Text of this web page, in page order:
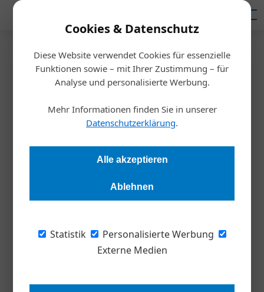
Cookies & Datenschutz
Diese Website verwendet Cookies für essenzielle
Funktionen sowie – mit Ihrer Zustimmung – für
Analyse und personalisierte Werbung.
Mehr Informationen finden Sie in unserer
Datenschutzerklärung.
Alle akzeptieren
Ablehnen
Statistik
Personalisierte Werbung
Externe Medien
Startseite/Nachhaltigkeit
Die Kraft der Familie
Stephan Strzyzowski 26.07.2018, 12:38 Uhr
Familienunternehmen sind anders. Sie agieren nachhaltig,
Partnerschaften anstatt auf wechselnde CEOs. Warum sie in
Generationen anstatt in Quartalszahlen denken, hat Prof.
erforscht.
Nachhaltigkeit in Familienunternehmen